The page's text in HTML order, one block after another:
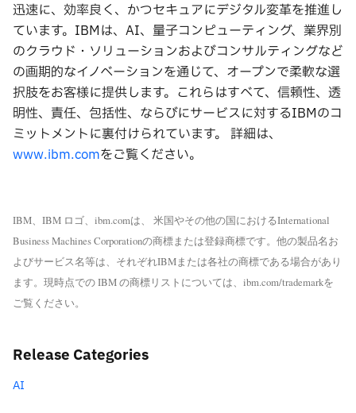
迅速に、効率良く、かつセキュアにデジタル変⾰を推進し
ています。IBMは、AI、量⼦コンピューティング、業界別
のクラウド・ソリューションおよびコンサルティングなど
の画期的なイノベーションを通じて、オープンで柔軟な選
択肢をお客様に提供します。これらはすべて、信頼性、透
明性、責任、包括性、ならびにサービスに対するIBMのコ
ミットメントに裏付けられています。 詳細は、
www.ibm.comをご覧ください。
IBM、IBM ロゴ、ibm.comは、 米国やその他の国におけるInternational
Business Machines Corporationの商標または登録商標です。他の製品名お
よびサービス名等は、それぞれIBMまたは各社の商標である場合があり
ます。現時点での IBM の商標リストについては、ibm.com/trademarkを
ご覧ください。
Release Categories
AI